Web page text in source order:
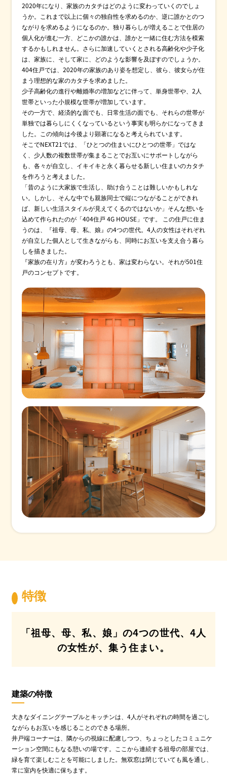
企業情報
ご家庭のお客さま
業務用・産業用のお客さま
お問い合わせ English
2020年になり、家族のカタチはどのように変わっていくのでしょ
うか。これまで以上に個々の独自性を求めるのか、逆に誰かとのつ
ながりを求めるようになるのか。独り暮らしが増えることで住居の
個人化が進む一方、どこかの誰かは、誰かと一緒に住む方法を模索
するかもしれません。さらに加速していくとされる高齢化や少子化
は、家族に、そして家に、どのような影響を及ぼすのでしょうか。
404住戸では、2020年の家族のあり姿を想定し、彼ら、彼女らが住
まう理想的な家のカタチを求めました。
少子高齢化の進行や離婚率の増加などに伴って、単身世帯や、2人
世帯といった小規模な世帯が増加しています。
その一方で、経済的な面でも、日常生活の面でも、それらの世帯が
単独では暮らしにくくなっているという事実も明らかになってきま
した。この傾向は今後より顕著になると考えられています。
そこでNEXT21では、「ひとつの住まいにひとつの世帯」ではな
く、少人数の複数世帯が集まることでお互いにサポートしながら
も、各々が自立し、イキイキと永く暮らせる新しい住まいのカタチ
を作ろうと考えました。
「昔のように大家族で生活し、助け合うことは難しいかもしれな
い。しかし、そんな中でも親族同士で縦につながることができれ
ば、新しい生活スタイルが見えてくるのではないか」そんな想いを
込めて作られたのが「404住戸 4G HOUSE」です。 この住戸に住ま
うのは、『祖母、母、私、娘』の4つの世代。4人の女性はそれぞれ
が自立した個人として生きながらも、同時にお互いを支え合う暮ら
しを描きました。
『家族の在り方』が変わろうとも、家は変わらない。それが501住
戸のコンセプトです。
特徴
「祖母、母、私、娘」の4つの世代、4人
の女性が、集う住まい。
建築の特徴
大きなダイニングテーブルとキッチンは、4人がそれぞれの時間を過ごし
ながらもお互いを感じることのできる場所。
井戸端コーナーは、隣からの視線に配慮しつつ、ちょっとしたコミュニケ
ーション空間にもなる憩いの場です。ここから連続する祖母の部屋では、
緑を育て楽しむことを可能にしました。無双窓は閉じていても風を通し、
常に室内を快適に保ちます。